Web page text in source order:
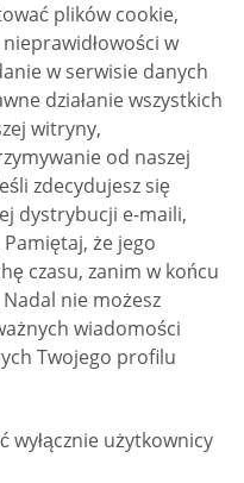
plików cookie,
w
w serwisie danych
działanie wszystkich
witryny,
od naszej
zdecydujesz się
dystrybucji e-maili,
że jego
czasu, zanim w końcu
nie możesz
wiadomości
Twojego profilu
wyłącznie użytkownicy